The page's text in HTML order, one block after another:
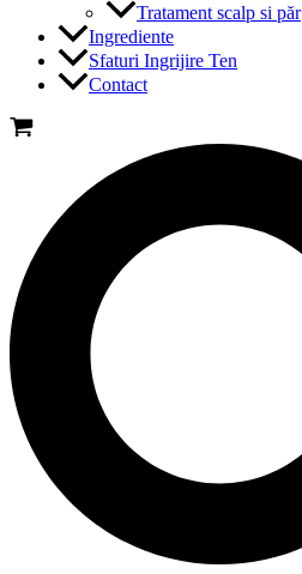
Tratament scalp si păr
Ingrediente
Sfaturi Ingrijire Ten
Contact